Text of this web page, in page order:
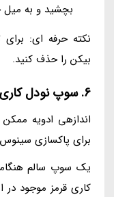
بچشید و به میل
نکته حرفه ای:
بیکن را حذف کنید.
6. سوپ نودل کاری قرمز تایلندی
اندازهی ادویه
برای پاکسازی
یک سوپ سالم
کاری قرمز موجود